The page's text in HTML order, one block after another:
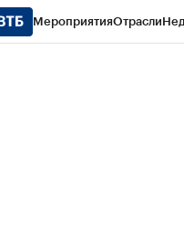
МероприятияОтрасли